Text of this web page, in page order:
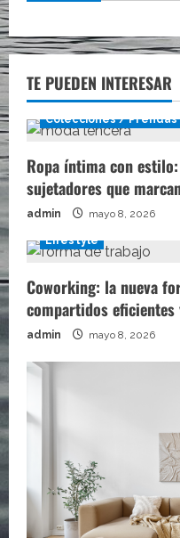
TE PUEDEN INTERESAR
Colecciones / Prendas
Ropa íntima con
sujetadores que
admin mayo 8, 2026
Lifestyle
Coworking: la nueva
compartidos
admin mayo 8, 2026